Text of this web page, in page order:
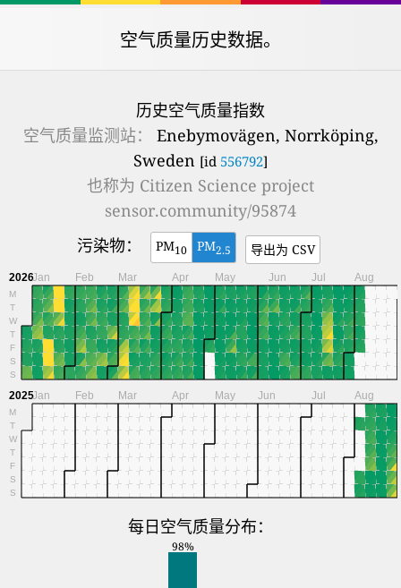
空气质量历史数据。
历史空气质量指数
空气质量监测站：
Enebymovägen, Norrköping,
Sweden [id 556792]
也称为 Citizen Science project
sensor.community/95874
污染物：
PM10 PM2.5 导出为 CSV
2026
M
T
W
T
F
S
S
Jan Feb Mar Apr May Jun Jul Aug
2025
M
T
W
T
F
S
S
Jan Feb Mar Apr May Jun Jul Aug
每日空气质量分布：
98%